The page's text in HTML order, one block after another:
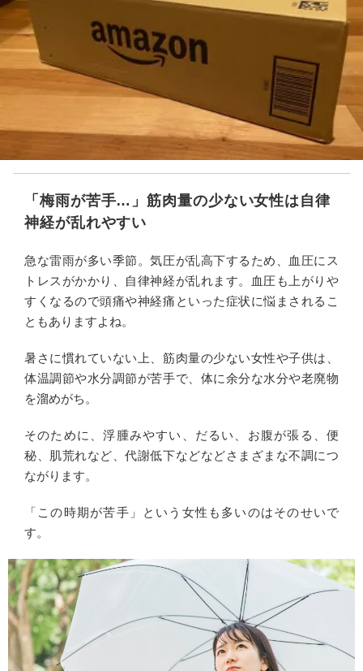
「梅雨が苦手…」筋肉量の少ない女性は自律
神経が乱れやすい
急な雷雨が多い季節。気圧が乱高下するため、血圧にス
トレスがかかり、自律神経が乱れます。血圧も上がりや
すくなるので頭痛や神経痛といった症状に悩まされるこ
ともありますよね。
暑さに慣れていない上、筋肉量の少ない女性や子供は、
体温調節や水分調節が苦手で、体に余分な水分や老廃物
を溜めがち。
そのために、浮腫みやすい、だるい、お腹が張る、便
秘、肌荒れなど、代謝低下などなどさまざまな不調につ
ながります。
「この時期が苦手」という女性も多いのはそのせいで
す。